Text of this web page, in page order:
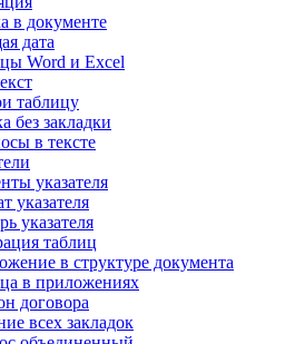
в документе
дата
Word и Excel
таблицу
без закладки
в тексте
указателя
указателя
указателя
таблиц
в структуре документа
в приложениях
договора
всех закладок